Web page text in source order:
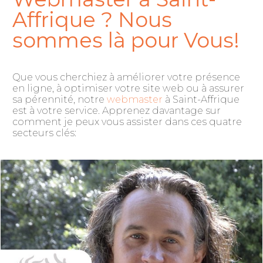
Affrique ? Nous
sommes là pour Vous!
Que vous cherchiez à améliorer votre présence
en ligne, à optimiser votre site web ou à assurer
sa pérennité, notre webmaster à Saint-Affrique
est à votre service. Apprenez davantage sur
comment je peux vous assister dans ces quatre
secteurs clés: